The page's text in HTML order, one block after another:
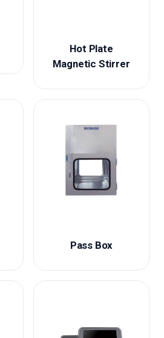
Hot Plate
Magnetic Stirrer
Pass Box